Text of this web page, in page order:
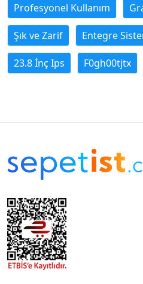
Profesyonel Kullanım
Şık ve Zarif Entegre
23.8 İnç Ips F0gh00tjtx